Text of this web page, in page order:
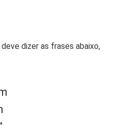
dizer as frases abaixo,